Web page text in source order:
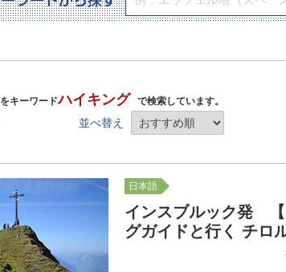
をキーワードハイキング で検索しています。
並べ替え
日本語
インスブルック発 【
グガイドと行く チロ